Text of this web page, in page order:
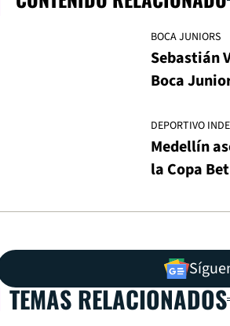
BOCA JUNIORS
Sebastián
Boca
DEPORTIVO
Medellín
la Copa
TEMAS RELACIONADOS